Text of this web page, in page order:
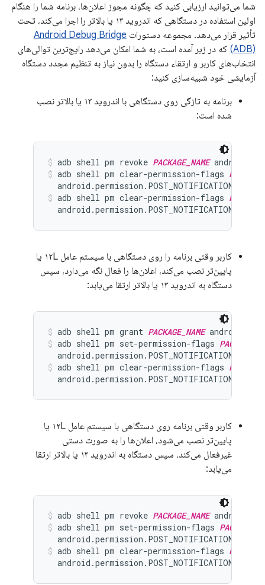
شما می‌توانید ارزیابی کنید که چگونه مجوز اعلان‌ها، برنامه شما را هنگام
اولین استفاده در دستگاهی که اندروید ۱۳ یا بالاتر را اجرا می‌کند، تحت
تأثیر قرار می‌دهد. مجموعه دستورات Android Debug Bridge
(ADB) که در زیر آمده است، به شما امکان می‌دهد رایج‌ترین توالی‌های
انتخاب‌های کاربر و ارتقاء دستگاه را بدون نیاز به تنظیم مجدد دستگاه
آزمایشی خود شبیه‌سازی کنید:
برنامه به تازگی روی دستگاهی با اندروید ۱۳ یا بالاتر نصب
شده است:
adb shell pm revoke PACKAGE_NAME
adb shell pm clear-permission-flags
android.permission.POST_NOTIFICATIONS
adb shell pm clear-permission-flags
android.permission.POST_NOTIFICATIONS
کاربر وقتی برنامه را روی دستگاهی با سیستم عامل ۱۲L یا
پایین‌تر نصب می‌کند، اعلان‌ها را فعال نگه می‌دارد، سپس
دستگاه به اندروید ۱۳ یا بالاتر ارتقا می‌یابد:
adb shell pm grant PACKAGE_NAME
adb shell pm set-permission-flags
android.permission.POST_NOTIFICATIONS
adb shell pm clear-permission-flags
android.permission.POST_NOTIFICATIONS
کاربر وقتی برنامه روی دستگاهی با سیستم عامل ۱۲L یا
پایین‌تر نصب می‌شود، اعلان‌ها را به صورت دستی
غیرفعال می‌کند، سپس دستگاه به اندروید ۱۳ یا بالاتر ارتقا
می‌یابد:
adb shell pm revoke PACKAGE_NAME
adb shell pm set-permission-flags
android.permission.POST_NOTIFICATIONS
adb shell pm clear-permission-flags
android.permission.POST_NOTIFICATIONS